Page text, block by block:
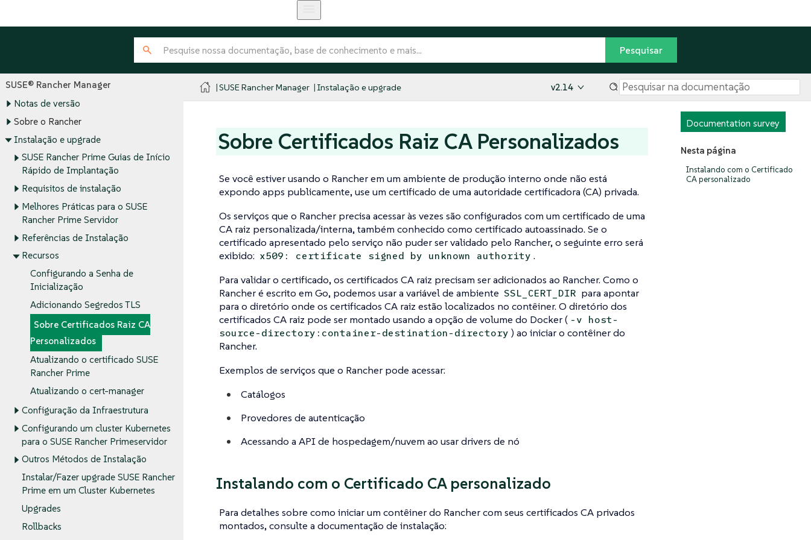
SUSE® Rancher Manager
Notas de versão
Sobre o Rancher
Instalação e upgrade
SUSE Rancher Prime Guias de Início
Rápido de Implantação
Requisitos de instalação
Melhores Práticas para o SUSE
Rancher Prime Servidor
Referências de Instalação
Recursos
Configurando a Senha de
Inicialização
Adicionando Segredos TLS
Sobre Certificados Raiz CA
Personalizados
Atualizando o certificado SUSE
Rancher Prime
Atualizando o cert-manager
Configuração da Infraestrutura
Configurando um cluster Kubernetes
para o SUSE Rancher Primeservidor
Outros Métodos de Instalação
Instalar/Fazer upgrade SUSE Rancher
Prime em um Cluster Kubernetes
Upgrades
Rollbacks
SUSE Rancher Manager Instalação e upgrade v2.14
Documentation survey
Nesta página
Instalando com o Certificado
CA personalizado
Sobre Certificados Raiz CA Personalizados
Se você estiver usando o Rancher em um ambiente de produção interno onde não está
expondo apps publicamente, use um certificado de uma autoridade certificadora (CA) privada.
Os serviços que o Rancher precisa acessar às vezes são configurados com um certificado de uma
CA raiz personalizada/interna, também conhecido como certificado autoassinado. Se o
certificado apresentado pelo serviço não puder ser validado pelo Rancher, o seguinte erro será
exibido: x509: certificate signed by unknown authority .
Para validar o certificado, os certificados CA raiz precisam ser adicionados ao Rancher. Como o
Rancher é escrito em Go, podemos usar a variável de ambiente SSL_CERT_DIR para apontar
para o diretório onde os certificados CA raiz estão localizados no contêiner. O diretório dos
certificados CA raiz pode ser montado usando a opção de volume do Docker ( -v host-
source-directory:container-destination-directory ) ao iniciar o contêiner do
Rancher.
Exemplos de serviços que o Rancher pode acessar:
Catálogos
Provedores de autenticação
Acessando a API de hospedagem/nuvem ao usar drivers de nó
Instalando com o Certificado CA personalizado
Para detalhes sobre como iniciar um contêiner do Rancher com seus certificados CA privados
montados, consulte a documentação de instalação: